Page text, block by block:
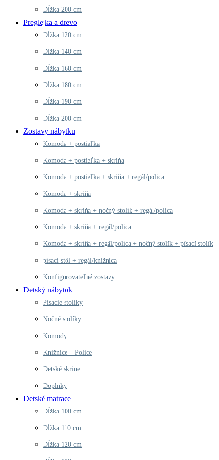
Dĺžka 200 cm
Preglejka a drevo
Dĺžka 120 cm
Dĺžka 140 cm
Dĺžka 160 cm
Dĺžka 180 cm
Dĺžka 190 cm
Dĺžka 200 cm
Zostavy nábytku
Komoda + postieľka
Komoda + postieľka + skriňa
Komoda + postieľka + skriňa + regál/polica
Komoda + skriňa
Komoda + skriňa + nočný stolík + regál/polica
Komoda + skriňa + regál/polica
Komoda + skriňa + regál/polica + nočný stolík + písací stolík
písací stôl + regál/knižnica
Konfigurovateľné zostavy
Detský nábytok
Písacie stolíky
Nočné stolíky
Komody
Knižnice – Police
Detské skrine
Doplnky
Detské matrace
Dĺžka 100 cm
Dĺžka 110 cm
Dĺžka 120 cm